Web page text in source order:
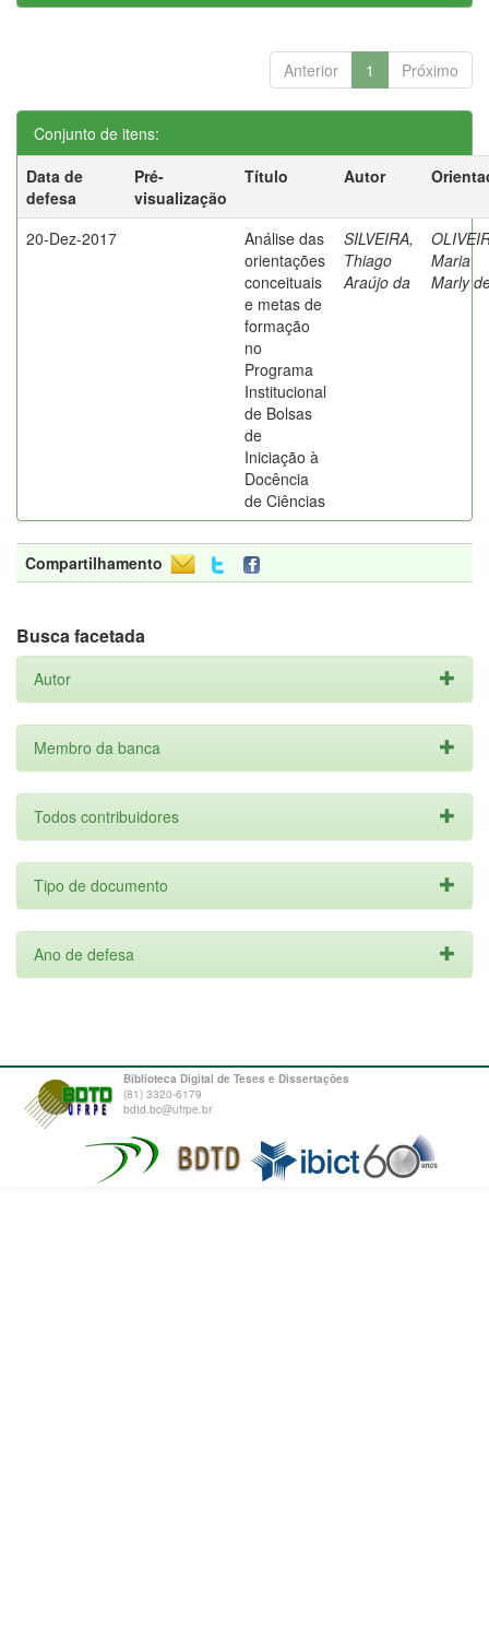
Anterior 1 Próximo
Conjunto de itens:
Data de
defesa
Pré-
visualização
Título Autor
20-Dez-2017
Análise das
orientações
conceituais
e metas de
formação
no
Programa
Institucional
de Bolsas
de
Iniciação à
Docência
de Ciências
SILVEIRA,
Thiago
Araújo da
Maria
Marly
Compartilhamento
Busca facetada
Autor
Membro da banca
Todos contribuidores
Tipo de documento
Ano de defesa
Biblioteca Digital de Teses e Dissertações
(81) 3320-6179
bdtd.bc@ufrpe.br